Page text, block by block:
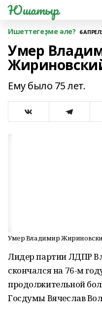
Юшатыр
Ишеттегеҙме әле? 6
Умер
Ему было 75 лет.
Умер Владимир
Лидер партии ЛДПР
скончался на 76-м
продолжительной
Госдумы Вячеслав